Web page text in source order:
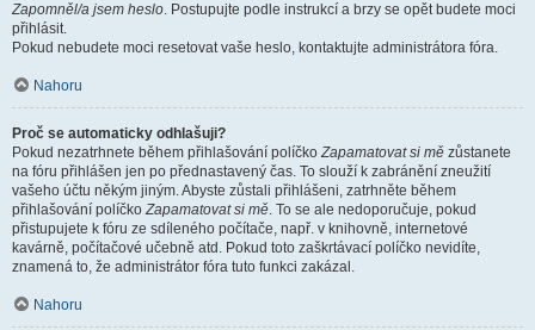
Zapomněl/a jsem heslo. Postupujte podle instrukcí a brzy se opět budete moci
přihlásit.
Pokud nebudete moci resetovat vaše heslo, kontaktujte administrátora fóra.
Nahoru
Proč se automaticky odhlašuji?
Pokud nezatrhnete během přihlašování políčkoZapamatovat si mě zůstanete
na fóru přihlášen jen po přednastavený čas. To slouží k zabránění zneužití
vašeho účtu někým jiným. Abyste zůstali přihlášeni, zatrhněte během
přihlašování políčkoZapamatovat si mě. To se ale nedoporučuje, pokud
přistupujete k fóru ze sdíleného počítače, např. v knihovně, internetové
kavárně, počítačové učebně atd. Pokud toto zaškrtávací políčko nevidíte,
znamená to, že administrátor fóra tuto funkci zakázal.
Nahoru